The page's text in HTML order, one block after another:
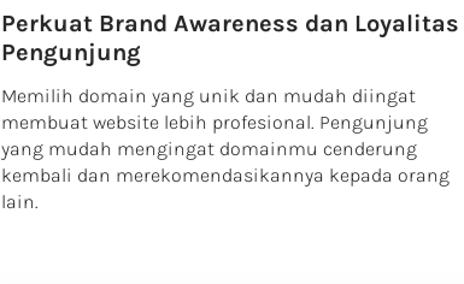
Perkuat Brand Awareness dan Loyalitas
Pengunjung
Memilih domain yang unik dan mudah diingat
membuat website lebih profesional. Pengunjung
yang mudah mengingat domainmu cenderung
kembali dan merekomendasikannya kepada orang
lain.